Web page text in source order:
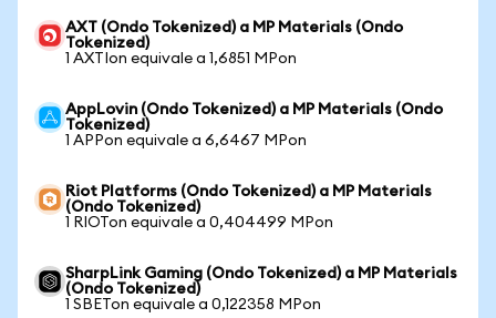
AXT (Ondo Tokenized) a MP Materials (Ondo
Tokenized)
1 AXTIon equivale a 1,6851 MPon
AppLovin (Ondo Tokenized) a MP Materials (Ondo
Tokenized)
1 APPon equivale a 6,6467 MPon
Riot Platforms (Ondo Tokenized) a MP Materials
(Ondo Tokenized)
1 RIOTon equivale a 0,404499 MPon
SharpLink Gaming (Ondo Tokenized) a MP Materials
(Ondo Tokenized)
1 SBETon equivale a 0,122358 MPon